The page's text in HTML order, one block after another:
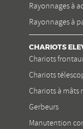
Rayonnages à
Rayonnages à
CHARIOTS
Chariots
Chariots
Chariots à mâts
Gerbeurs
Manutention